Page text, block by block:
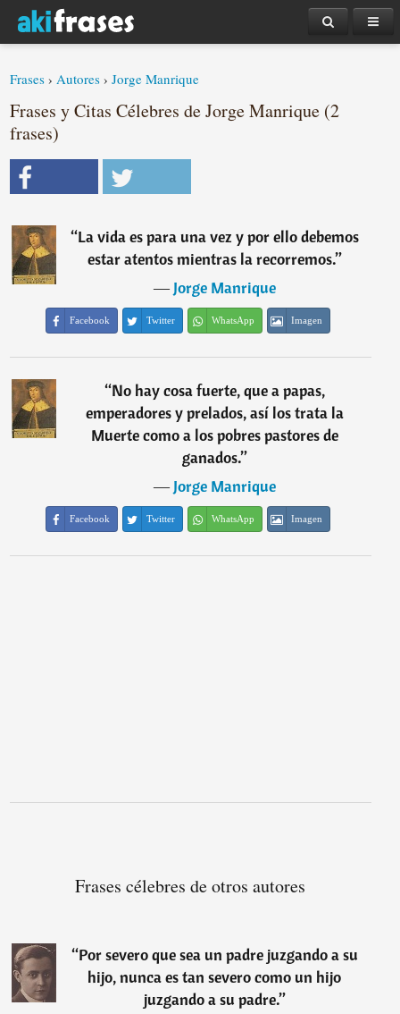
Frases ›Autores ›Jorge Manrique
Frases y Citas Célebres de Jorge Manrique (2
frases)
“La vida es para una vez y por ello debemos
estar atentos mientras la recorremos.”
―Jorge Manrique
Facebook Twitter WhatsApp Imagen
“No hay cosa fuerte, que a papas,
emperadores y prelados, así los trata la
Muerte como a los pobres pastores de
ganados.”
―Jorge Manrique
Facebook Twitter WhatsApp Imagen
Frases célebres de otros autores
“Por severo que sea un padre juzgando a su
hijo, nunca es tan severo como un hijo
juzgando a su padre.”